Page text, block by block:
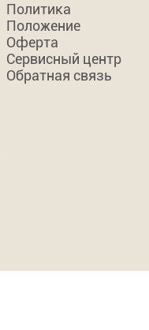
Политика
Положение
Оферта
Сервисный центр
Обратная связь